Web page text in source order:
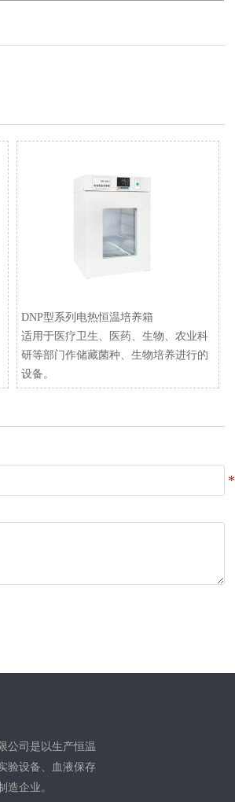
​DNP型系列电热恒温培养箱
适用于医疗卫生、医药、生物、农业科
研等部门作储藏菌种、生物培养进行的
设备。
公司是以生产恒温
验设备、血液保存
造企业。